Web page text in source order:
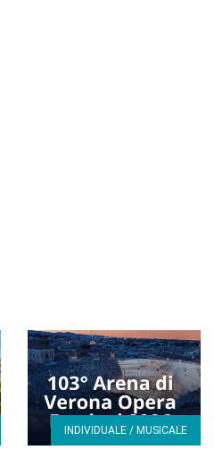
INDIVIDUALE / MUSICALE